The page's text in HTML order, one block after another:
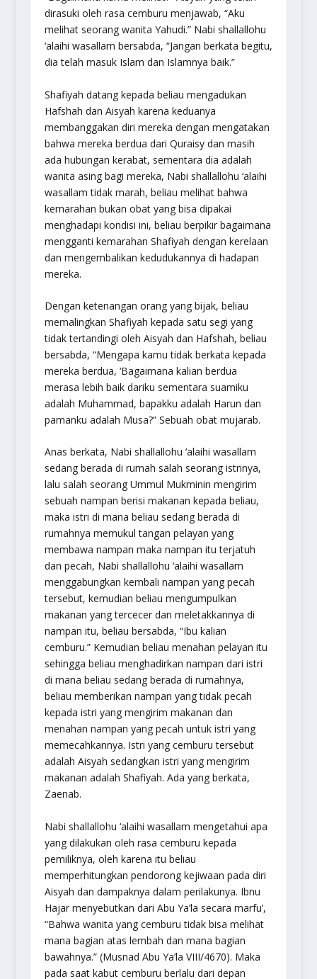
dirasuki oleh rasa cemburu menjawab, “Aku
melihat seorang wanita Yahudi.” Nabi shallallohu
‘alaihi wasallam bersabda, “Jangan berkata begitu,
dia telah masuk Islam dan Islamnya baik.”
Shafiyah datang kepada beliau mengadukan
Hafshah dan Aisyah karena keduanya
membanggakan diri mereka dengan mengatakan
bahwa mereka berdua dari Quraisy dan masih
ada hubungan kerabat, sementara dia adalah
wanita asing bagi mereka, Nabi shallallohu ‘alaihi
wasallam tidak marah, beliau melihat bahwa
kemarahan bukan obat yang bisa dipakai
menghadapi kondisi ini, beliau berpikir bagaimana
mengganti kemarahan Shafiyah dengan kerelaan
dan mengembalikan kedudukannya di hadapan
mereka.
Dengan ketenangan orang yang bijak, beliau
memalingkan Shafiyah kepada satu segi yang
tidak tertandingi oleh Aisyah dan Hafshah, beliau
bersabda, “Mengapa kamu tidak berkata kepada
mereka berdua, ‘Bagaimana kalian berdua
merasa lebih baik dariku sementara suamiku
adalah Muhammad, bapakku adalah Harun dan
pamanku adalah Musa?” Sebuah obat mujarab.
Anas berkata, Nabi shallallohu ‘alaihi wasallam
sedang berada di rumah salah seorang istrinya,
lalu salah seorang Ummul Mukminin mengirim
sebuah nampan berisi makanan kepada beliau,
maka istri di mana beliau sedang berada di
rumahnya memukul tangan pelayan yang
membawa nampan maka nampan itu terjatuh
dan pecah, Nabi shallallohu ‘alaihi wasallam
menggabungkan kembali nampan yang pecah
tersebut, kemudian beliau mengumpulkan
makanan yang tercecer dan meletakkannya di
nampan itu, beliau bersabda, “Ibu kalian
cemburu.” Kemudian beliau menahan pelayan itu
sehingga beliau menghadirkan nampan dari istri
di mana beliau sedang berada di rumahnya,
beliau memberikan nampan yang tidak pecah
kepada istri yang mengirim makanan dan
menahan nampan yang pecah untuk istri yang
memecahkannya. Istri yang cemburu tersebut
adalah Aisyah sedangkan istri yang mengirim
makanan adalah Shafiyah. Ada yang berkata,
Zaenab.
Nabi shallallohu ‘alaihi wasallam mengetahui apa
yang dilakukan oleh rasa cemburu kepada
pemiliknya, oleh karena itu beliau
memperhitungkan pendorong kejiwaan pada diri
Aisyah dan dampaknya dalam perilakunya. Ibnu
Hajar menyebutkan dari Abu Ya’la secara marfu’,
“Bahwa wanita yang cemburu tidak bisa melihat
mana bagian atas lembah dan mana bagian
bawahnya.” (Musnad Abu Ya’la VIII/4670). Maka
pada saat kabut cemburu berlalu dari depan